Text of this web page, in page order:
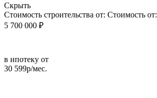
Скрыть
Стоимость строительства от: Стоимость от:
5 700 000 ₽
в ипотеку от
30 599р/мес.